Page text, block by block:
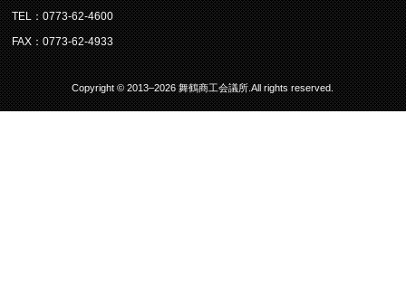
TEL：0773-62-4600
FAX：0773-62-4933
Copyright © 2013–2026 舞鶴商工会議所.All rights reserved.